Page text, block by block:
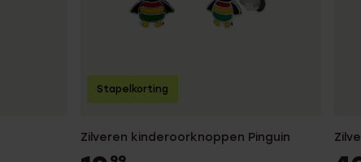
Zilveren kinderoorknoppen Pinguin
Stapelkorting